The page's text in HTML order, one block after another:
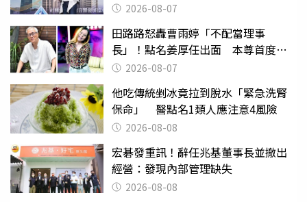
2026-08-07
田路路怒轟曹雨婷「不配當理事
長」！點名姜厚任出面 本尊首度回
應了2026-08-07
他吃傳統剉冰竟拉到脫水「緊急洗腎
保命」 醫點名1類人應注意4風險
2026-08-08
宏碁發重訊！辭任兆基董事長並撤出
經營：發現內部管理缺失
2026-08-08